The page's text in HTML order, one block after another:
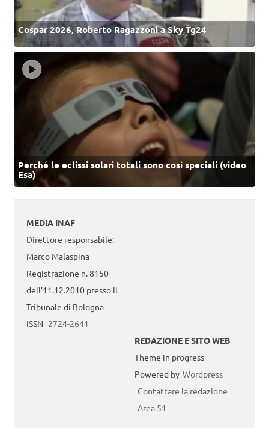
Cospar 2026, Roberto Ragazzoni a Sky Tg24
Perché le eclissi solari totali sono così speciali (video
Esa)
MEDIA INAF
Direttore responsabile:
Marco Malaspina
Registrazione n. 8150
dell’11.12.2010 presso il
Tribunale di Bologna
ISSN 2724-2641
REDAZIONE E SITO WEB
Theme in progress -
Powered by Wordpress
Contattare la redazione
Area 51